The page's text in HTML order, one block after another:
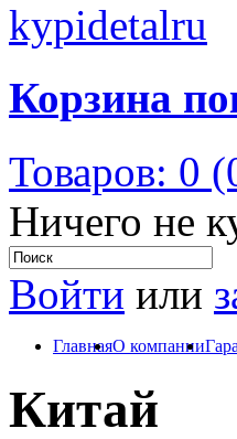
kypidetalru
Корзина
Товаров: 0
Ничего не
Войти или
ГлавнаяО компании
Китай